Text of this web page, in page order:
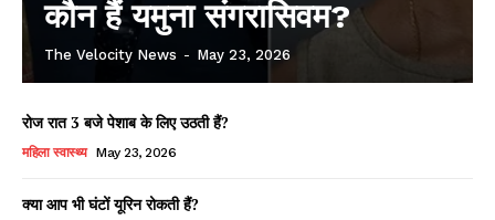
कौन हैं यमुना संगरासिवम?
The Velocity News - May 23, 2026
रोज रात 3 बजे पेशाब के लिए उठती हैं?
महिला स्वास्थ्य May 23, 2026
क्या आप भी घंटों यूरिन रोकती हैं?